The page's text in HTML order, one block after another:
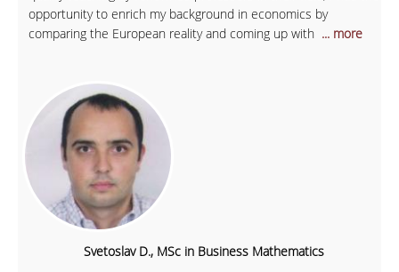
opportunity to enrich my background in economics by
comparing the European reality and coming up with ... more
Svetoslav D., MSc in Business Mathematics